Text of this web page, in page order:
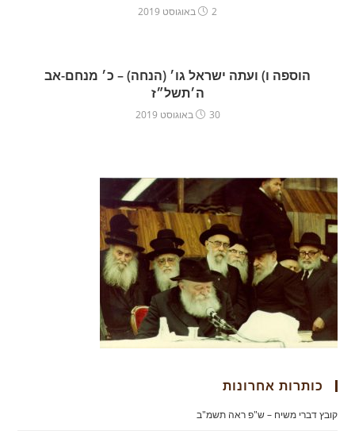
2 באוגוסט 2019
הוספה ו) ועתה ישראל גו׳ (הנחה) – כ׳ מנחם-אב
ה׳תשל״ז
30 באוגוסט 2019
כותרות אחרונות
קובץ דברי משיח – ש"פ ראה תשמ"ב